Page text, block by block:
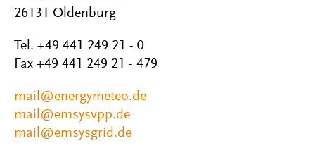
26131 Oldenburg
Tel. +49 441 249 21 - 0
Fax +49 441 249 21 - 479
mail@energymeteo.de
mail@emsysvpp.de
mail@emsysgrid.de